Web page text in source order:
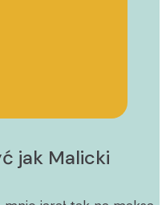
jak Malicki